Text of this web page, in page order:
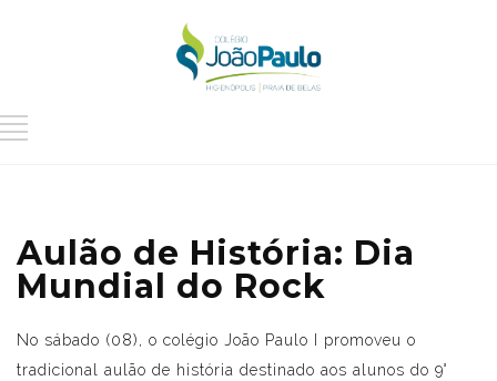
Aulão de História: Dia
Mundial do Rock
No sábado (08), o colégio João Paulo I promoveu o
tradicional aulão de história destinado aos alunos do 9°